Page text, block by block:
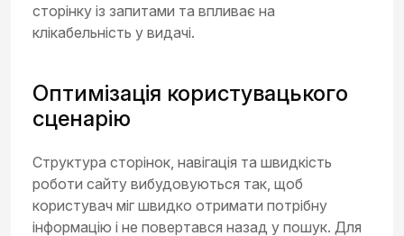
сторінку із запитами та впливає на
клікабельність у видачі.
Оптимізація користувацького
сценарію
Структура сторінок, навігація та швидкість
роботи сайту вибудовуються так, щоб
користувач міг швидко отримати потрібну
інформацію і не повертався назад у пошук. Для